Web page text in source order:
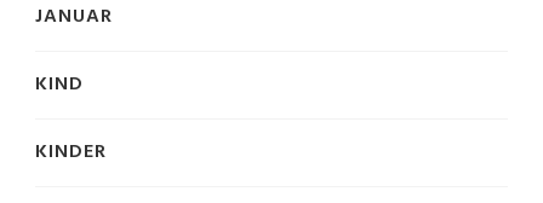
JANUAR
KIND
KINDER